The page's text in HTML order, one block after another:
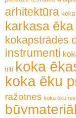
arhitektūra
karkasa ēka
kokapstrādes
instrumenti
tilti koka
koka ēku
ražotnes koka ēku